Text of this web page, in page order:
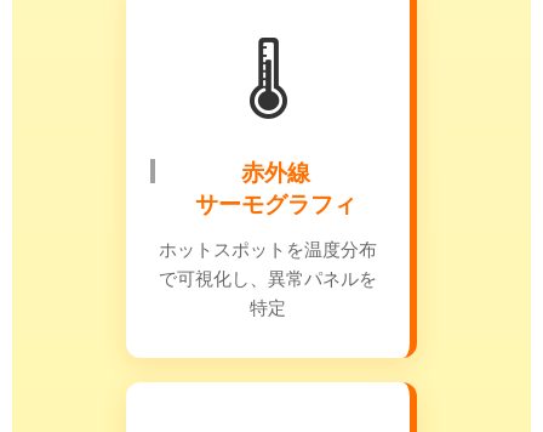
🌡️
赤外線
サーモグラフィ
ホットスポットを温度分布
で可視化し、異常パネルを
特定